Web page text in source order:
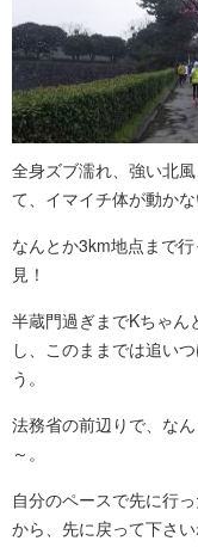
全身ズブ濡れ、強い北
て、イマイチ体が動かな
なんとか3km地点まで
見！
半蔵門過ぎまでKちゃん
し、このままでは追い
う。
法務省の前辺りで、な
～。
自分のペースで先に行
から、先に戻って下さ